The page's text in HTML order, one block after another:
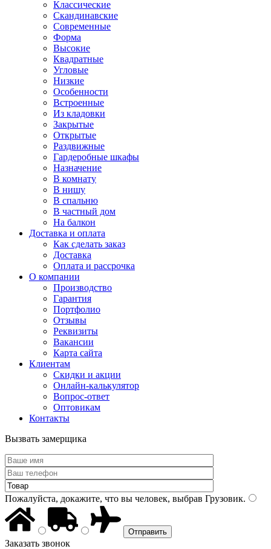
Классические
Скандинавские
Современные
Форма
Высокие
Квадратные
Угловые
Низкие
Особенности
Встроенные
Из кладовки
Закрытые
Открытые
Раздвижные
Гардеробные шкафы
Назначение
В комнату
В нишу
В спальню
В частный дом
На балкон
Доставка и оплата
Как сделать заказ
Доставка
Оплата и рассрочка
О компании
Производство
Гарантия
Портфолио
Отзывы
Реквизиты
Вакансии
Карта сайта
Клиентам
Скидки и акции
Онлайн-калькулятор
Вопрос-ответ
Оптовикам
Контакты
Вызвать замерщика
Пожалуйста, докажите, что вы человек, выбрав Грузовик.
Заказать звонок